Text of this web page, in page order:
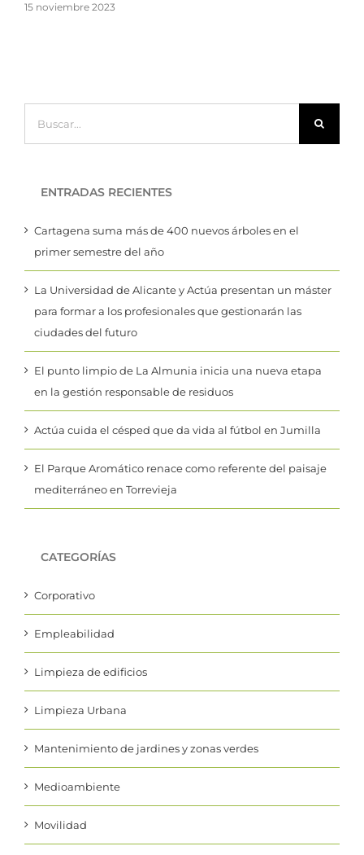
ENTRADAS RECIENTES
Cartagena suma más de 400 nuevos árboles en el
primer semestre del año
La Universidad de Alicante y Actúa presentan un máster
para formar a los profesionales que gestionarán las
ciudades del futuro
El punto limpio de La Almunia inicia una nueva etapa
en la gestión responsable de residuos
Actúa cuida el césped que da vida al fútbol en Jumilla
El Parque Aromático renace como referente del paisaje
mediterráneo en Torrevieja
CATEGORÍAS
Corporativo
Empleabilidad
Limpieza de edificios
Limpieza Urbana
Mantenimiento de jardines y zonas verdes
Medioambiente
Movilidad